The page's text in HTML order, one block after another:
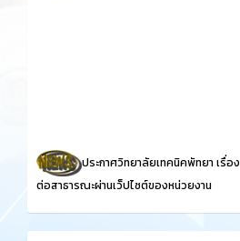
ประกาศวิทยาลัยเทคนิคพัทยา เรื่อง
ต่อสาธารณะผ่านเว็ปไซต์ของหน่วยงาน